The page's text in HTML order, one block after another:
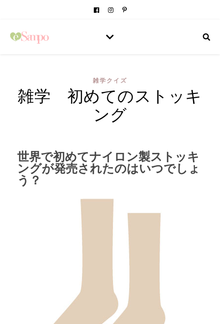
雑学クイズ
雑学 初めてのストッキ
ング
世界で初めてナイロン製ストッキ
ングが発売されたのはいつでしょ
う？